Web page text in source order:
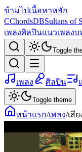
ข้ามไปเนื้อหาหลัก
CChordsDBSultans of
เพลงศิลปินแนวเพลงบ
Toggle
เพลง ศิลปิน
Toggle theme
หน้าแรก/เพลง/เสี